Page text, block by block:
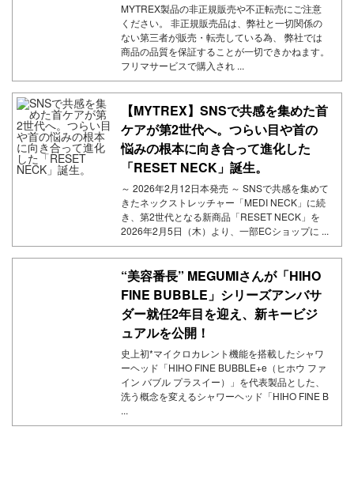
MYTREX製品の非正規販売や不正転売にご注意
ください。 非正規販売品は、弊社と一切関係の
ない第三者が販売・転売している為、 弊社では
商品の品質を保証することが一切できかねます。
フリマサービスで購入され ...
【MYTREX】SNSで共感を集めた首
ケアが第2世代へ。つらい目や首の
悩みの根本に向き合って進化した
「RESET NECK」誕生。
～ 2026年2月12日本発売 ～ SNSで共感を集めて
きたネックストレッチャー「MEDI NECK」に続
き、第2世代となる新商品「RESET NECK」を
2026年2月5日（木）より、一部ECショップに ...
“美容番長” MEGUMIさんが「HIHO
FINE BUBBLE」シリーズアンバサ
ダー就任2年目を迎え、新キービジ
ュアルを公開！
史上初*マイクロカレント機能を搭載したシャワ
ーヘッド「HIHO FINE BUBBLE+e（ヒホウ ファ
イン バブル プラスイー）」を代表製品とした、
洗う概念を変えるシャワーヘッド「HIHO FINE B
...